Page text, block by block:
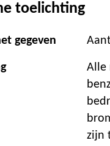
toelichting
gegeven
Alle
zijn